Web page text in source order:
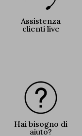
Assistenza
clienti live
Hai bisogno di
aiuto?